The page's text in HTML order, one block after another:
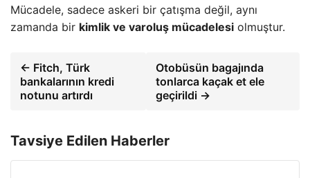
Mücadele, sadece askeri bir çatışma değil, aynı
zamanda bir kimlik ve varoluş mücadelesi olmuştur.
← Fitch, Türk
bankalarının kredi
notunu artırdı
Otobüsün bagajında
tonlarca kaçak et ele
geçirildi →
Tavsiye Edilen Haberler